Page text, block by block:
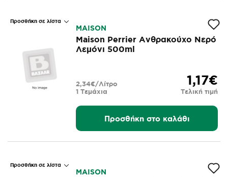
Προσθήκη σε λίστα
MAISON
Maison Perrier Ανθρακούχο Νερό
Λεμόνι 500ml
1,17€
Τελική τιμή
1 Τεμάχια
2,34€/Λίτρο
Προσθήκη στο καλάθι
Προσθήκη σε λίστα
MAISON